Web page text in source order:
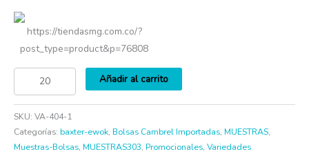
https://tiendasmg.com.co/?
post_type=product&p=76808
Añadir al carrito
SKU: VA-404-1
Categorías: baxter-ewok, Bolsas Cambrel Importadas, MUESTRAS,
Muestras-Bolsas, MUESTRAS303, Promocionales, Variedades